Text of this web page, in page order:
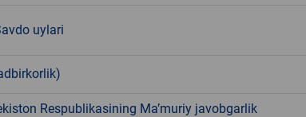
uylari
Respublikasining Ma’muriy javobgarlik